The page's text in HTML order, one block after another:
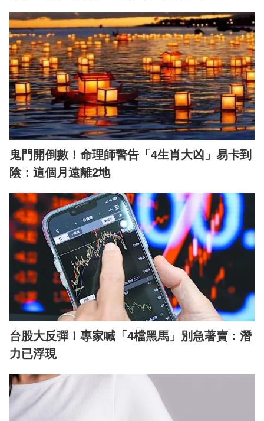
鬼門開倒數！命理師警告「4生肖大凶」易卡到
陰：這個月遠離2地
台股大反彈！專家喊「4檔黑馬」別急著賣：潛
力已浮現